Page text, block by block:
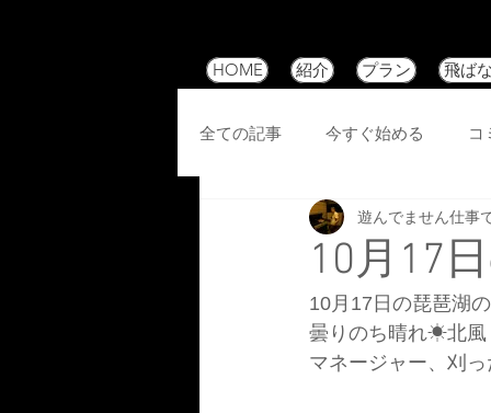
HOME 紹介 プラン 飛ば
全ての記事 今すぐ始める コ
10月17
遊んでません仕事
10月17日の琵琶湖
曇りのち晴れ☀北風
マネージャー、刈